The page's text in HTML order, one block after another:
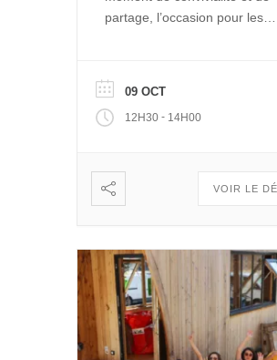
partage, l’occasion pour les
autour d’un repas. Et pour le
public de découvrir les projets
engagés qui se développent
: […]
09 OCT
12H30 - 14H00
VOIR LE